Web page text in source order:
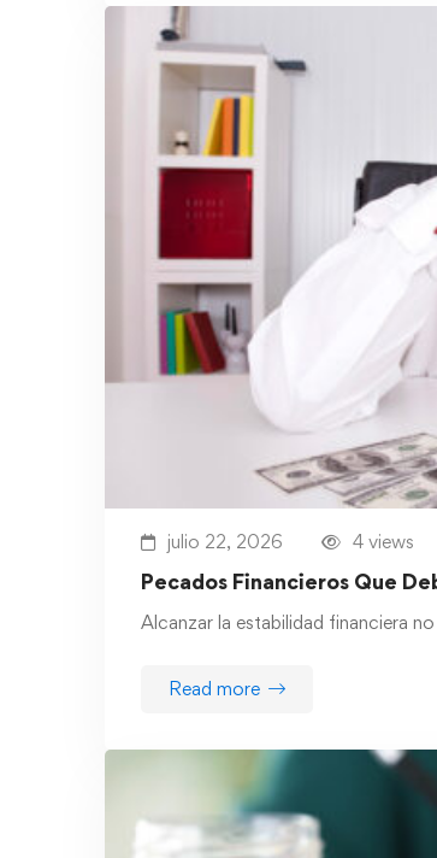
julio 22, 2026 4 views
Pecados Financieros Que
Alcanzar la estabilidad financiera
Read more